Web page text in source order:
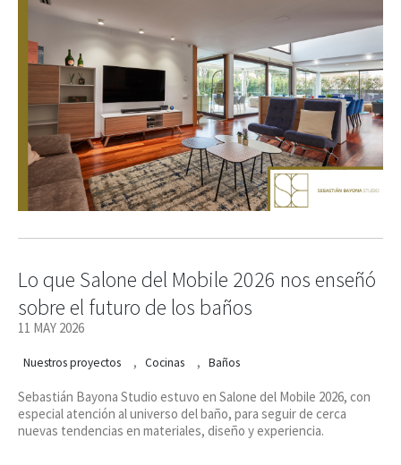
Lo que Salone del Mobile 2026 nos enseñó
sobre el futuro de los baños
11 MAY 2026
Nuestros proyectos , Cocinas , Baños
Sebastián Bayona Studio estuvo en Salone del Mobile 2026, con
especial atención al universo del baño, para seguir de cerca
nuevas tendencias en materiales, diseño y experiencia.